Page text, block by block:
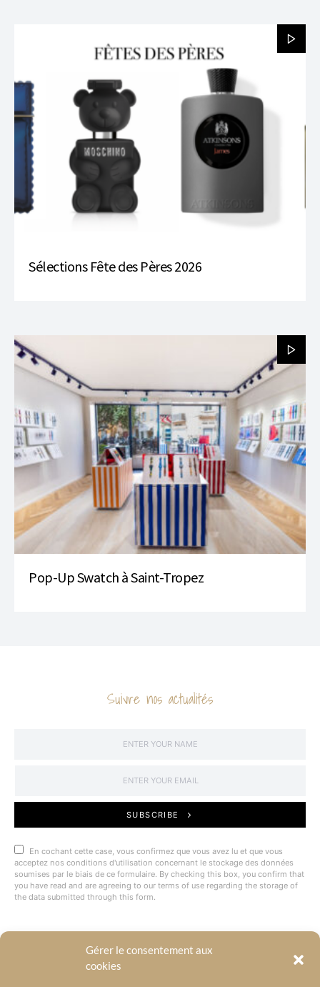
Gérer le consentement aux
cookies
Sélections Fête des Pères 2026
Pop-Up Swatch à Saint-Tropez
Suivre nos actualités
SUBSCRIBE
En cochant cette case, vous confirmez que vous avez lu et que vous
acceptez nos conditions d'utilisation concernant le stockage des données
soumises par le biais de ce formulaire. By checking this box, you confirm that
you have read and are agreeing to our terms of use regarding the storage of
the data submitted through this form.
@BYRACKEL